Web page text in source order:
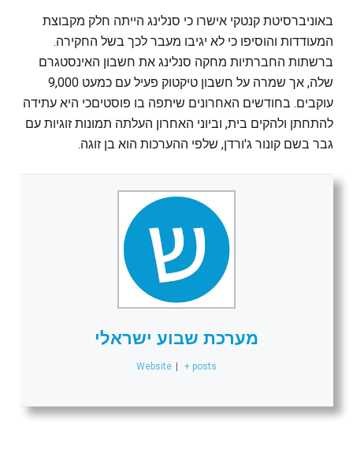
באוניברסיטת קנטקי אישרו כי סנלינג הייתה חלק מקבוצת
המעודדות והוסיפו כי לא יגיבו מעבר לכך בשל החקירה.
ברשתות החברתיות מחקה סנלינג את חשבון האינסטגרם
שלה, אך שמרה על חשבון טיקטוק פעיל עם כמעט 9,000
עוקבים. בחודשים האחרונים שיתפה בו פוסטיםכי היא עתידה
להתחתן ולהקים בית, וביוני האחרון העלתה תמונות זוגיות עם
גבר בשם קונור ג'ורדן, שלפי ההערכות הוא בן זוגה.
מערכת שבוע ישראלי
Website + posts